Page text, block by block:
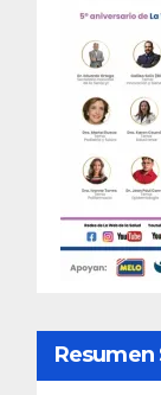
Resumen